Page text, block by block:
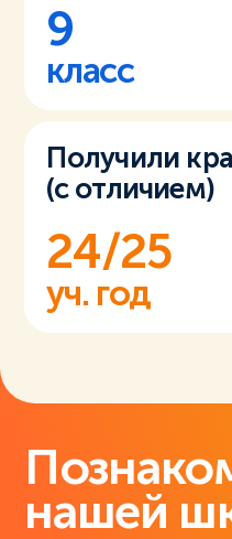
9
класс
Получили
(с отличием)
24/25
уч. год
нашей